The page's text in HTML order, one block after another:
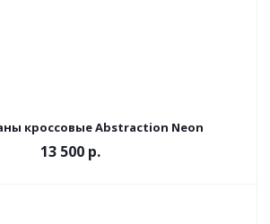
кроссовые Abstraction Neon
13 500 р.